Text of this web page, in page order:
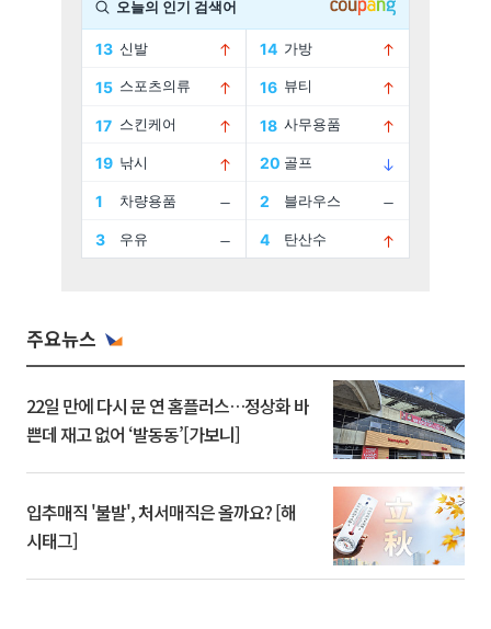
주요뉴스
22일 만에 다시 문 연 홈플러스…정상화 바
쁜데 재고 없어 ‘발동동’[가보니]
입추매직 '불발', 처서매직은 올까요? [해
시태그]